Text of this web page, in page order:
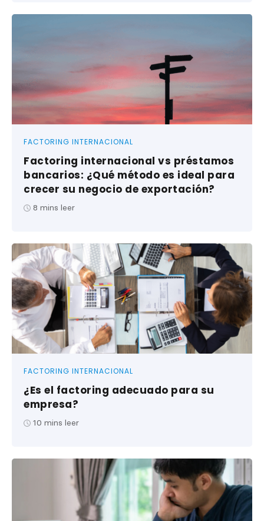
FACTORING INTERNACIONAL
Factoring internacional vs préstamos
bancarios: ¿Qué método es ideal para
crecer su negocio de exportación?
8 mins leer
FACTORING INTERNACIONAL
¿Es el factoring adecuado para su
empresa?
10 mins leer